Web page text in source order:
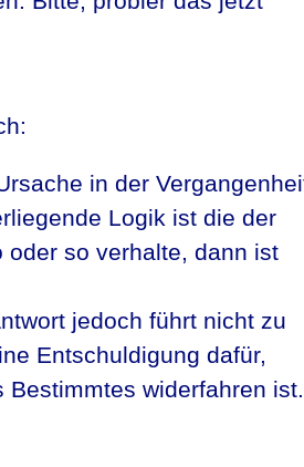
in der
Logik ist die der
so verhalte, dann ist
jedoch führt nicht zu
Entschuldigung dafür,
widerfahren ist.